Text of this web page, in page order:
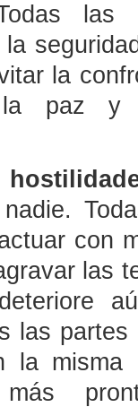
la
la
paz y
con
las
las
la misma